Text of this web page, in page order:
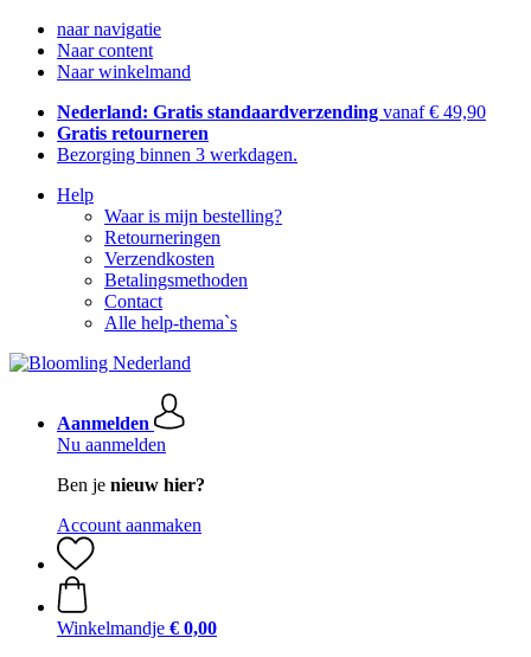
naar navigatie
Naar content
Naar winkelmand
Nederland: Gratis standaardverzending vanaf € 49,90
Gratis retourneren
Bezorging binnen 3 werkdagen.
Help
Waar is mijn bestelling?
Retourneringen
Verzendkosten
Betalingsmethoden
Contact
Alle help-thema`s
Aanmelden
Nu aanmelden
Ben je nieuw hier?
Account aanmaken
Winkelmandje € 0,00